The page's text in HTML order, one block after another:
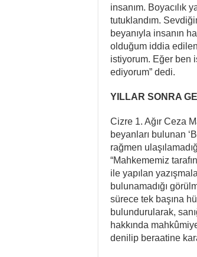
insanım. Boyacılık
tutuklandım.
beyanıyla insanın
olduğum iddia
istiyorum. Eğer ben
ediyorum” dedi.
YILLAR SONRA
Cizre 1. Ağır Ceza
beyanları bulunan
rağmen
“Mahkememiz
ile yapılan
bulunamadığı
sürece tek başına
bulundurularak,
hakkında
denilip beraatine